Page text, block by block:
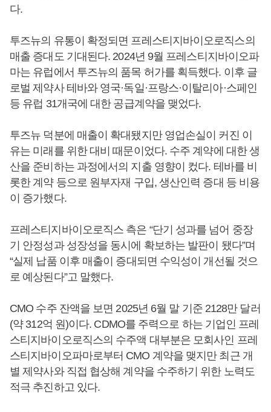
다.
투즈뉴의 유통이 확정되면 프레스티지바이오로직스의
매출 증대도 기대된다. 2024년 9월 프레스티지바이오파
마는 유럽에서 투즈뉴의 품목 허가를 획득했다. 이후 글
로벌 제약사 테바와 영국·독일·프랑스·이탈리아·스페인
등 유럽 31개국에 대한 공급계약을 맺었다.
투즈뉴 덕분에 매출이 확대됐지만 영업손실이 커진 이
유는 미래를 위한 대비 때문이었다. 수주 계약에 대한 생
산을 준비하는 과정에서의 지출 영향이 컸다. 테바를 비
롯한 계약 등으로 원부자재 구입, 생산인력 증대 등 비용
이 증가했다.
프레스티지바이오로직스 측은 “단기 성과를 넘어 중장
기 안정성과 성장성을 동시에 확보하는 발판이 됐다”며
“실제 납품 이후 매출이 증대되면 수익성이 개선될 것으
로 예상된다”고 말했다.
CMO 수주 잔액을 보면 2025년 6월 말 기준 2128만 달러
(약 312억 원)이다. CDMO를 주력으로 하는 기업인 프레
스티지바이오로직스의 수주액 대부분은 모회사인 프레
스티지바이오파마로부터 CMO 계약을 맺지만 최근 개
별 제약사와 직접 협상해 계약을 수주하기 위한 노력도
적극 추진하고 있다.